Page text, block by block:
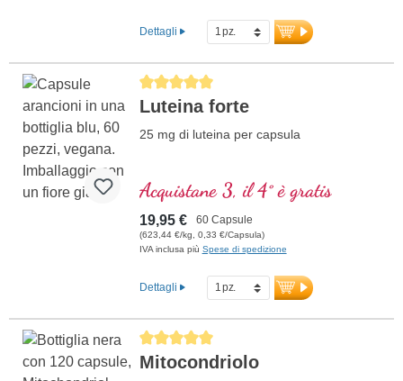
maggiori informazioni sul Licopene
Dettagli
Average rating of 5 out of 5 stars
Luteina forte
25 mg di luteina per capsula
Acquistane 3, il 4° è gratis
19,95 € 60 Capsule
(623,44 €/kg, 0,33 €/Capsula)
IVA inclusa più Spese di spedizione
Dettagli
Average rating of 5 out of 5 stars
Mitocondriolo